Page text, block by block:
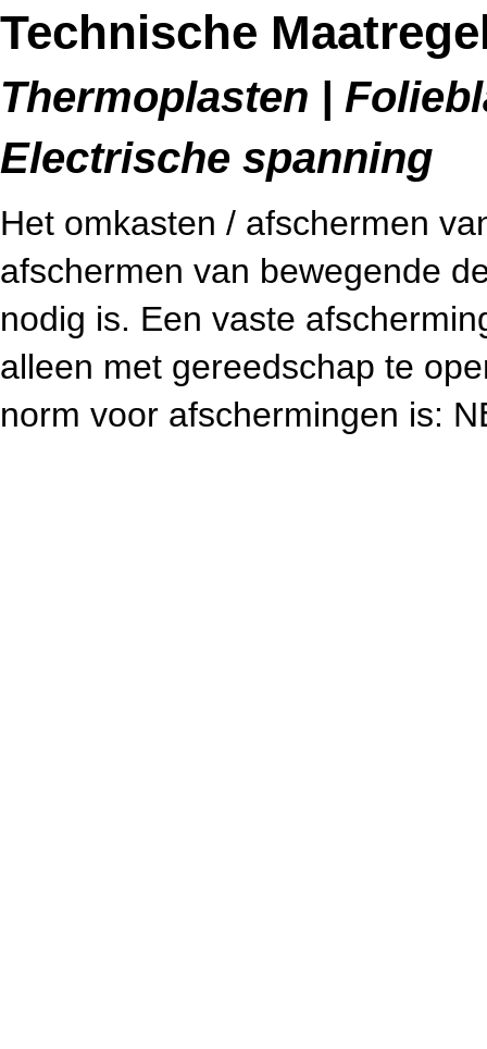
Technische
Thermoplasten |
Electrische spanning
Het omkasten / afschermen
afschermen van bewegende
nodig is. Een vaste
alleen met gereedschap te
norm voor afschermingen is: